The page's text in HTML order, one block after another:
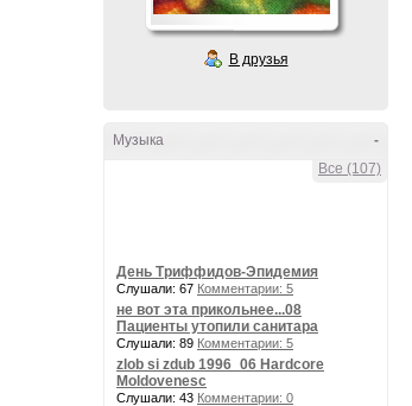
В друзья
-
Музыка
Все (107)
День Триффидов-Эпидемия
Слушали: 67 Комментарии: 5
не вот эта прикольнее...08
Пациенты утопили санитара
Слушали: 89 Комментарии: 5
zlob si zdub 1996_06 Hardcore
Moldovenesc
Слушали: 43 Комментарии: 0